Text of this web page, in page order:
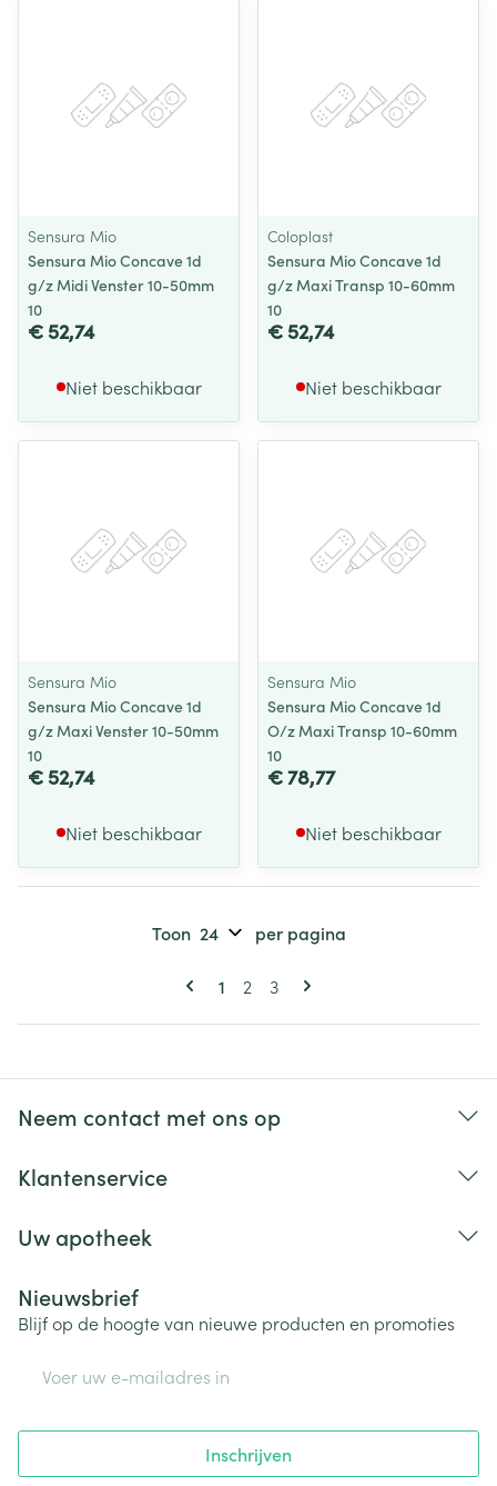
Sensura Mio
Sensura Mio Concave 1d
g/z Midi Venster 10-50mm
10
€ 52,74
Niet beschikbaar
Coloplast
Sensura Mio Concave 1d
g/z Maxi Transp 10-60mm
10
€ 52,74
Niet beschikbaar
Sensura Mio
Sensura Mio Concave 1d
g/z Maxi Venster 10-50mm
10
€ 52,74
Niet beschikbaar
Sensura Mio
Sensura Mio Concave 1d
O/z Maxi Transp 10-60mm
10
€ 78,77
Niet beschikbaar
Pagina's
U lees momenteel pagina
1 Pagina
2 Pagina
3
Toon per pagina
Neem contact met ons op
Klantenservice
Uw apotheek
Nieuwsbrief
Blijf op de hoogte van nieuwe producten en promoties
Inschrijven